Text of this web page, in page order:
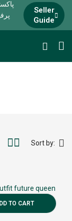
Seller
Guide
Sort by:
TO CART